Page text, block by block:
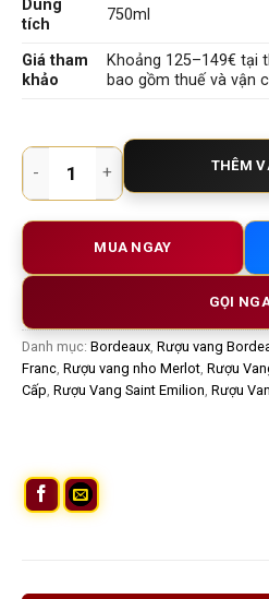
Dung
tích
750ml
Giá tham
khảo
Khoảng 125–149€ tại
bao gồm thuế và vận
Rượu vang Pháp ChateauTHÊM
MUA NGAY
GỌI
Danh mục: Bordeaux, Rượu vang
Franc, Rượu vang nho Merlot, Rượu
Cấp, Rượu Vang Saint Emilion, Rượu